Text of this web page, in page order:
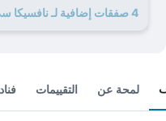
4 صفقات إضافية لـ نافسيكا سي فيو أبارتمنتس
لمحة عن التقييمات